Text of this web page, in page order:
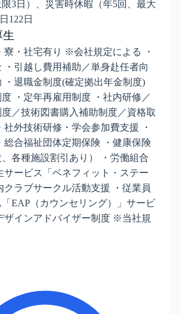
3日）、災害時休暇（年5回、最大
122日
寮・社宅有り ※会社規定による ・
・引越し費用補助／単身赴任者向
・退職金制度(確定拠出年金制度)
度 ・定年再雇用制度 ・社内研修／
／技術図書購入補助制度／資格取
外技術研修・学会参加費支援 ・
総合福祉団体定期保険 ・健康保険
各種施設割引あり） ・労働組合
サービス「ベネフィット・ステー
クラブサークル活動支援 ・従業員
EAP（カウンセリング）」サービ
ザインアドバイザー制度 ※当社規